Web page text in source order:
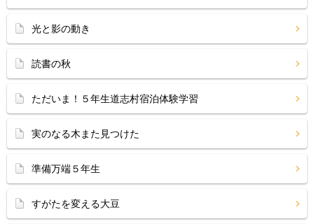
光と影の動き
読書の秋
ただいま！５年生道志村宿泊体験学習
実のなる木また見つけた
準備万端５年生
すがたを変える大豆